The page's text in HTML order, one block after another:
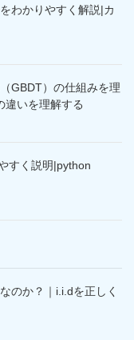
わかりやすく解説|カ
GBDT）の仕組みを理
違いを理解する
すく説明|python
のか？｜i.i.dを正しく